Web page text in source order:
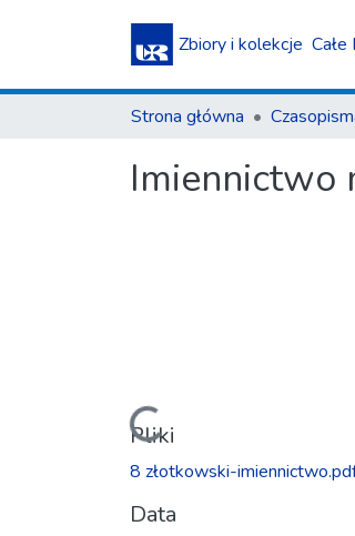
Zbiory i kolekcje
Strona główna
Imiennictwo
Ładowanie...
Pliki
8 złotkowski-
Data